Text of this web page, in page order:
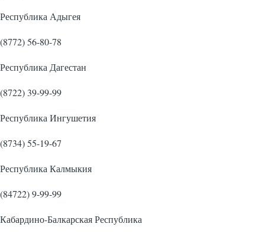
Республика Адыгея
(8772) 56-80-78
Республика Дагестан
(8722) 39-99-99
Республика Ингушетия
(8734) 55-19-67
Республика Калмыкия
(84722) 9-99-99
Кабардино-Балкарская Республика